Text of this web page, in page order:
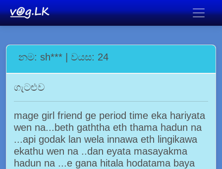
නම: sh*** | වයස: 24
ගැටළුව
mage girl friend ge period time eka hariyata
wen na...beth gaththa eth thama hadun na
...api godak lan wela innawa eth lingikawa
ekathu wen na ..dan eyata masayakma
hadun na ...e gana hitala hodatama baya